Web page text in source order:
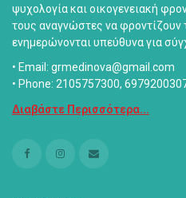
ψυχολογία και οικογενειακή
τους αναγνώστες να φροντίζουν
ενημερώνονται υπεύθυνα για
• Email: grmedinova@gmail.com
• Phone: 2105757300,
Διαβάστε Περισσότερα...